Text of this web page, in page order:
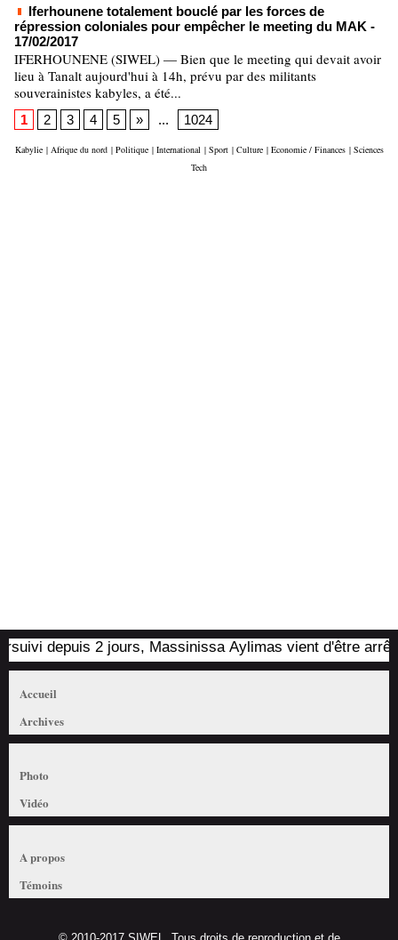
Iferhounene totalement bouclé par les forces de
répression coloniales pour empêcher le meeting du MAK -
17/02/2017
IFERHOUNENE (SIWEL) — Bien que le meeting qui devait avoir
lieu à Tanalt aujourd'hui à 14h, prévu par des militants
souverainistes kabyles, a été...
1 2 3 4 5 » ... 1024
Kabylie | Afrique du nord | Politique | International | Sport | Culture | Economie / Finances | Sciences
Tech
depuis 2 jours, Massinissa Aylimas vient d'être arrêté
Accueil
Archives
Photo
Vidéo
A propos
Témoins
© 2010-2017 SIWEL. Tous droits de reproduction et de